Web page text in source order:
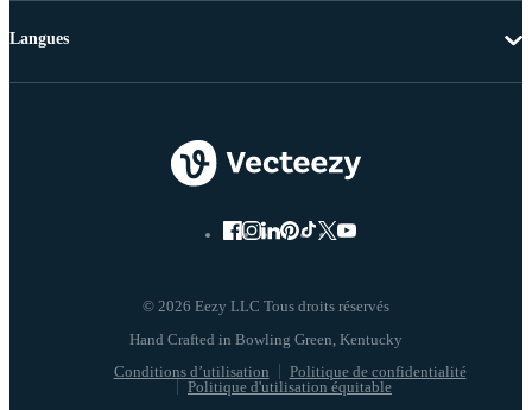
© 2026 Eezy LLC Tous droits réservés
Conditions d’utilisation
Politique de confidentialité
Politique d'utilisation équitable
Langues